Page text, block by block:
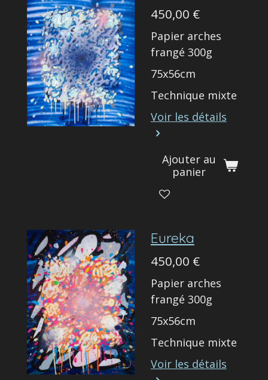
450,00 €
Papier arches
frangé 300g
75x56cm
Technique mixte
Voir les détails
Ajouter au
panier
Eureka
450,00 €
Papier arches
frangé 300g
75x56cm
Technique mixte
Voir les détails